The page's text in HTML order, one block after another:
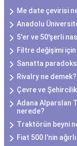
Me date çevirisi
Anadolu
5'er ve 50'şerli
Filtre değişimi
Sanatta
Rivalry ne demek?
Çevre ve
Adana Alparslan
nerede?
Traktörün beyni
Fiat 500 l'nin